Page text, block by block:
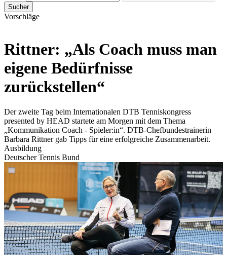
Sucher
Vorschläge
Rittner: „Als Coach muss man
eigene Bedürfnisse
zurückstellen“
Der zweite Tag beim Internationalen DTB Tenniskongress
presented by HEAD startete am Morgen mit dem Thema
„Kommunikation Coach - Spieler:in“. DTB-Chefbundestrainerin
Barbara Rittner gab Tipps für eine erfolgreiche Zusammenarbeit.
Ausbildung
Deutscher Tennis Bund